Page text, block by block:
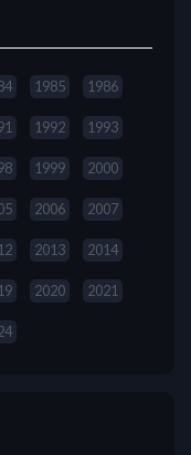
1985 1986
1992 1993
1999 2000
2006 2007
2013 2014
2020 2021